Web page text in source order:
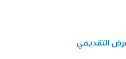
التقديمي